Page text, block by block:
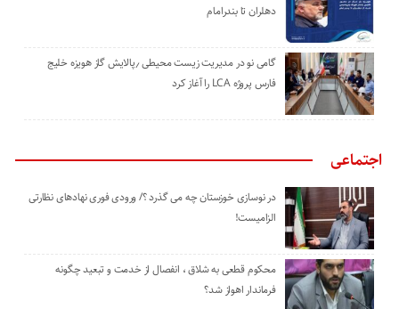
دهلران تا بندرامام
گامی نو در مدیریت زیست ‌محیطی ٫پالایش گاز هویزه خلیج
‌فارس پروژه LCA را آغاز کرد
اجتماعی
در نوسازی خوزستان چه می گذرد ؟/ ورودی فوری نهادهای نظارتی
الزامیست!
محکوم قطعی به شلاق ، انفصال از خدمت و تبعید چگونه
فرماندار اهواز شد؟